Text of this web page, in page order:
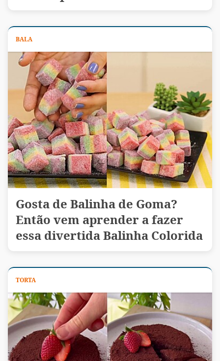
BALA
Gosta de Balinha de Goma?
Então vem aprender a fazer
essa divertida Balinha Colorida
TORTA